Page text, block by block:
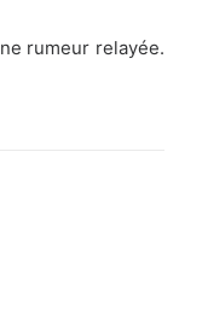
rumeur relayée.